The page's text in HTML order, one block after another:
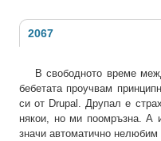
2067
В свободното време
бебетата проучвам
си от Drupal. Друпал е
някои, но ми поомръзна. А
значи автоматично